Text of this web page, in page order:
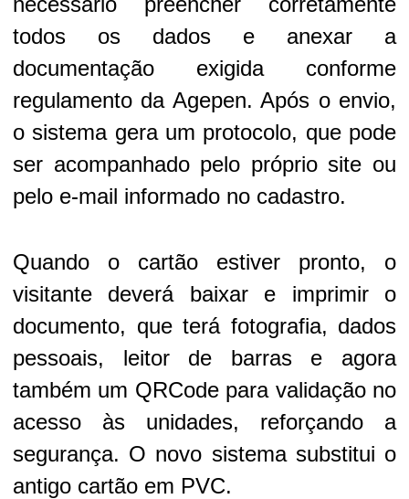
todos os dados e anexar a
documentação exigida conforme
regulamento da Agepen. Após o envio,
o sistema gera um protocolo, que pode
ser acompanhado pelo próprio site ou
pelo e-mail informado no cadastro.
Quando o cartão estiver pronto, o
visitante deverá baixar e imprimir o
documento, que terá fotografia, dados
pessoais, leitor de barras e agora
também um QRCode para validação no
acesso às unidades, reforçando a
segurança. O novo sistema substitui o
antigo cartão em PVC.